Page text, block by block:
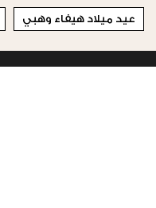
عيد ميلاد هيفاء وهبي
© 2023 Special Madame Figaro